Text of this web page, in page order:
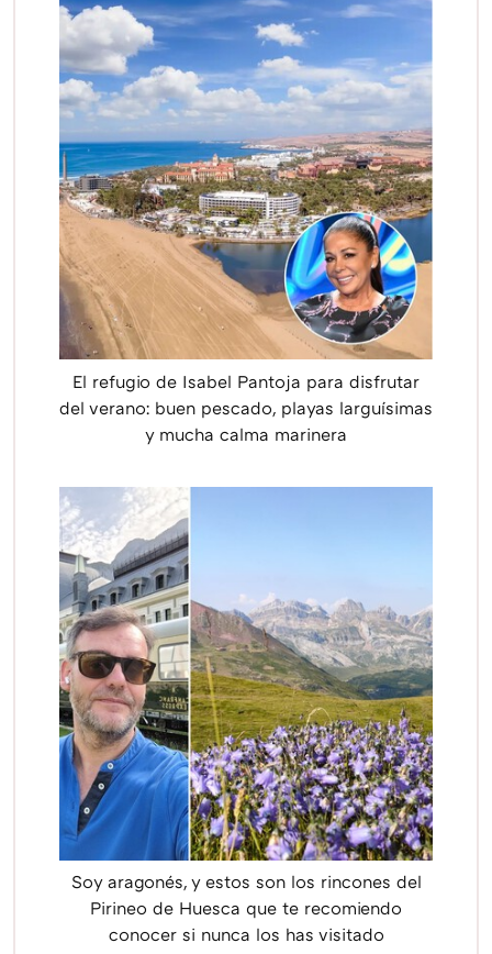
El refugio de Isabel Pantoja para disfrutar
del verano: buen pescado, playas larguísimas
y mucha calma marinera
Soy aragonés, y estos son los rincones del
Pirineo de Huesca que te recomiendo
conocer si nunca los has visitado